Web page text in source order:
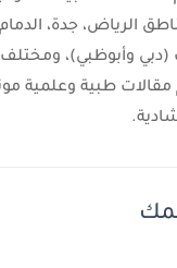
الرياض، جدة،
(دبي وأبوظبي)،
مقالات طبية وعلمية